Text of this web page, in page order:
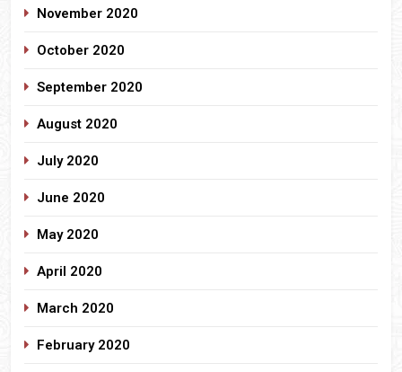
November 2020
October 2020
September 2020
August 2020
July 2020
June 2020
May 2020
April 2020
March 2020
February 2020